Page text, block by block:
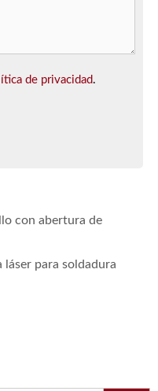
de privacidad.
con abertura de
para soldadura